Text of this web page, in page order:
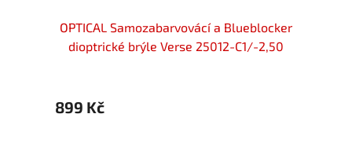
OPTICAL Samozabarvovácí a Blueblocker
dioptrické brýle Verse 25012-C1/-2,50
899 Kč